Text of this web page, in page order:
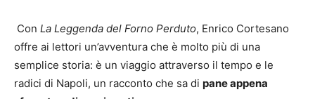
Con La Leggenda del Forno Perduto, Enrico Cortesano
offre ai lettori un’avventura che è molto più di una
semplice storia: è un viaggio attraverso il tempo e le
radici di Napoli, un racconto che sa di pane appena